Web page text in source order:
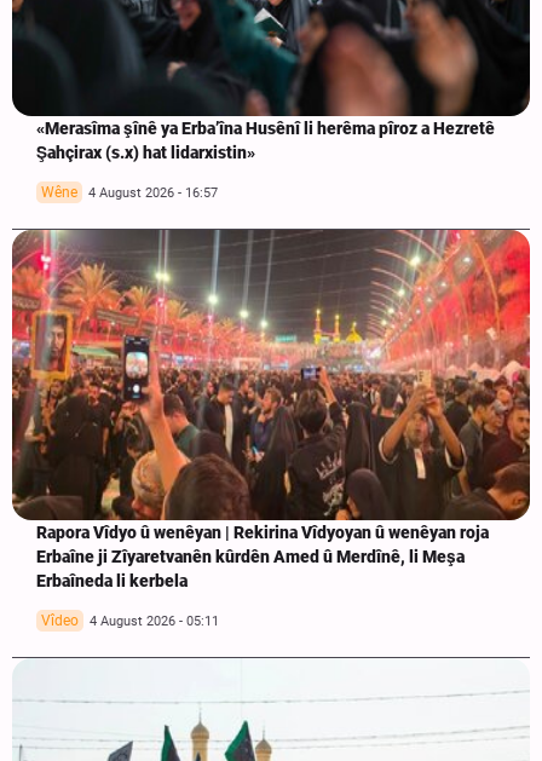
«Merasîma şînê ya Erba’îna Husênî li herêma pîroz a Hezretê
Şahçirax (s.x) hat lidarxistin»
Wêne 4 August 2026 - 16:57
Rapora Vîdyo û wenêyan | Rekirina Vîdyoyan û wenêyan roja
Erbaîne ji Zîyaretvanên kûrdên Amed û Merdînê, li Meşa
Erbaîneda li kerbela
Vîdeo 4 August 2026 - 05:11